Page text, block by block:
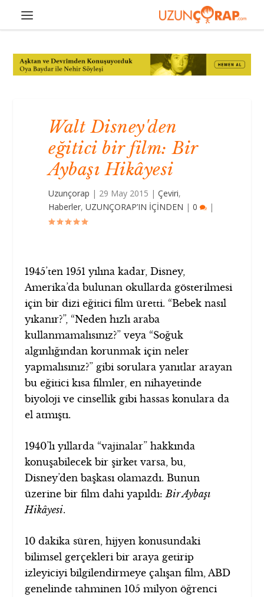
Walt Disney'den
eğitici bir film: Bir
Aybaşı Hikâyesi
Uzunçorap | 29 May 2015 |Çeviri,
Haberler,UZUNÇORAP’IN İÇİNDEN |0 |
1945’ten 1951 yılına kadar, Disney,
Amerika’da bulunan okullarda gösterilmesi
için bir dizi eğitici film üretti. “Bebek nasıl
yıkanır?”, “Neden hızlı araba
kullanmamalısınız?” veya “Soğuk
algınlığından korunmak için neler
yapmalısınız?” gibi sorulara yanıtlar arayan
bu eğitici kısa filmler, en nihayetinde
biyoloji ve cinsellik gibi hassas konulara da
el atmıştı.
1940’lı yıllarda “vajinalar” hakkında
konuşabilecek bir şirket varsa, bu,
Disney’den başkası olamazdı. Bunun
üzerine bir film dahi yapıldı:Bir Aybaşı
Hikâyesi.
10 dakika süren, hijyen konusundaki
bilimsel gerçekleri bir araya getirip
izleyiciyi bilgilendirmeye çalışan film, ABD
genelinde tahminen 105 milyon öğrenci